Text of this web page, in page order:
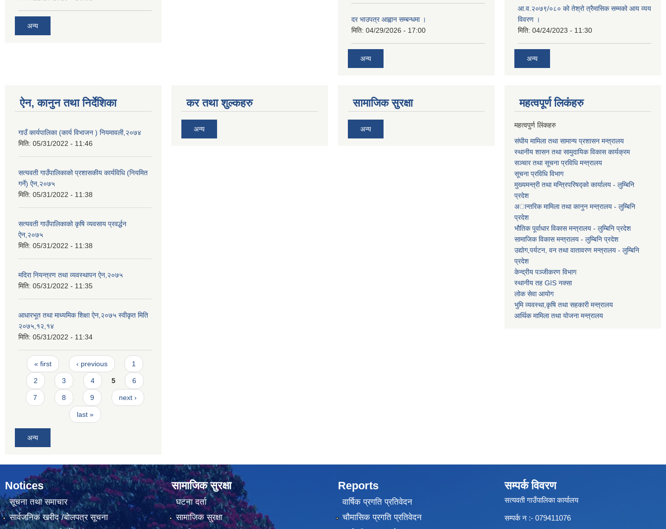
अन्य
दर भाउपत्र आह्वान सम्बन्धमा ।
मिति: 04/29/2026 - 17:00
अन्य
आ.व.२०७९/०८० को तेश्रो त्रैमासिक सम्मको आय व्यय
विवरण ।
मिति: 04/24/2023 - 11:30
अन्य
ऐन, कानुन तथा निर्देशिका
गाउँ कार्यपालिका (कार्य विभाजन ) नियमावली,२०७४
मिति: 05/31/2022 - 11:46
सत्यवती गाउँपालिकाको प्रशासकीय कार्यविधि (नियमित
गर्ने) ऐन,२०७५
मिति: 05/31/2022 - 11:38
सत्यवती गाउँपालिकाको कृषि व्यवसाय प्रवर्द्धन
ऐन,२०७५
मिति: 05/31/2022 - 11:38
मदिरा नियन्त्रण तथा व्यवस्थापन ऐन,२०७५
मिति: 05/31/2022 - 11:35
आधारभूत तथा माध्यमिक शिक्षा ऐन,२०७५ स्वीकृत मिति
२०७५,१२,१४
मिति: 05/31/2022 - 11:34
Pages
« first ‹ previous 1
2 3 4 5 6
7 8 9 next ›
last »
अन्य
कर तथा शुल्कहरु
अन्य
सामाजिक सुरक्षा
अन्य
महत्वपूर्ण लि‌कंंहरु
महत्वपुर्ण लिंकहरु
संघीय मामिला तथा सामान्य प्रशासन मन्त्रालय
स्थानीय शासन तथा सामुदायिक विकास कार्यक्रम
सञ्चार तथा सूचना प्रविधि मन्त्रालय
सूचना प्रविधि विभाग
मुख्यमन्त्री तथा मन्त्रिपरिषद्को कार्यालय - लुम्बिनि
प्रदेश
अान्तरिक मामिला तथा कानुन मन्त्रालय - लुम्बिनि
प्रदेश
भौतिक पूर्वाधार विकास मन्त्रालय - लुम्बिनि प्रदेश
सामाजिक विकास मन्त्रालय - लुम्बिनि प्रदेश
उद्याेग,पर्यटन, वन तथा वातावरण मन्त्रालय - लुम्बिनि
प्रदेश
केन्द्रीय पञ्जीकरण विभाग
स्थानीय तह GIS नक्सा
लोक सेवा आयोग
भुमि व्यवस्था,कृषि तथा सहकारी मन्त्रालय
आर्थिक मामिला तथा याेजना मन्त्रालय
Notices
सूचना तथा समाचार
सार्वजनिक खरीद /बोलपत्र सूचना
सामाजिक सुरक्षा
घटना दर्ता
सामाजिक सुरक्षा
Reports
वार्षिक प्रगति प्रतिवेदन
चौमासिक प्रगति प्रतिवेदन
सम्पर्क विवरण
सत्यवती गाउँपालिका कार्यालय
सम्पर्क न‌ :- 079411076